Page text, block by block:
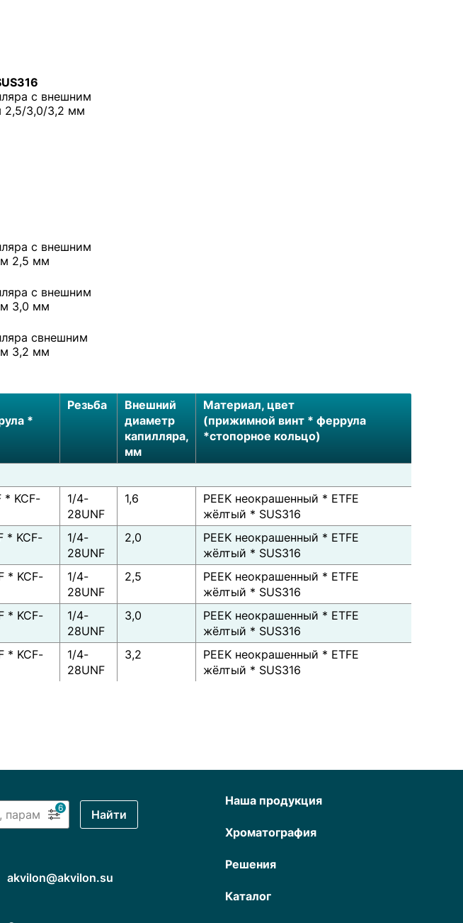
с внешним
2,5/3,0/3,2 мм
с внешним
2,5 мм
с внешним
3,0 мм
свнешним
3,2 мм
*
Резьба
Внешний
диаметр
капилляра,
мм
Материал, цвет
(прижимной винт * феррула
*стопорное кольцо)
* KCF-
1/4-
28UNF
1,6
PEEK неокрашенный * ETFE
жёлтый * SUS316
* KCF-
1/4-
28UNF
2,0
PEEK неокрашенный * ETFE
жёлтый * SUS316
* KCF-
1/4-
28UNF
2,5
PEEK неокрашенный * ETFE
жёлтый * SUS316
* KCF-
1/4-
28UNF
3,0
PEEK неокрашенный * ETFE
жёлтый * SUS316
* KCF-
1/4-
28UNF
3,2
PEEK неокрашенный * ETFE
жёлтый * SUS316
6 Найти
akvilon@akvilon.su
Наша продукция
Хроматография
Решения
Каталог